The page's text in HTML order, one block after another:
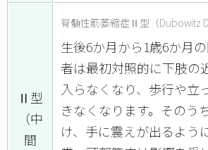
Ⅱ型
（中
間
脊髄性筋萎縮症Ⅱ型（Dubowitz
生後6か月から1歳6か月
者は最初対照的に下肢の
入らなくなり、歩行や立
きなくなります。そのう
け、手に震えが出るよう